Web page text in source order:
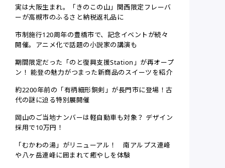
実は大阪生まれ。「きのこの山」関西限定フレーバ
ーが高槻市のふるさと納税返礼品に
市制施行120周年の豊橋市で、記念イベントが続々
開催。アニメ化で話題の小説家の講演も
期間限定だった「のと復興支援Station」が再オープ
ン！ 能登の魅力がつまった新商品のスイーツを紹介
約2200年前の「有柄細形銅剣」が長門市に登場！古
代の謎に迫る特別展開催
岡山のご当地ナンバーは軽自動車も対象？ デザイン
採用で10万円！
「むかわの湯」がリニューアル！ 南アルプス連峰
や八ヶ岳連峰に囲まれて癒やしを体験